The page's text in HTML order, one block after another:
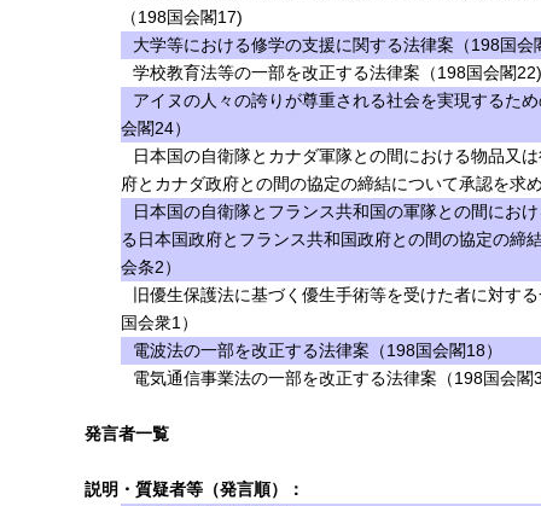
（198国会閣17)
大学等における修学の支援に関する法律案（198国会
学校教育法等の一部を改正する法律案（198国会閣22)
アイヌの人々の誇りが尊重される社会を実現するた
会閣24）
日本国の自衛隊とカナダ軍隊との間における物品又
府とカナダ政府との間の協定の締結について承認を求
日本国の自衛隊とフランス共和国の軍隊との間にお
る日本国政府とフランス共和国政府との間の協定の締
会条2）
旧優生保護法に基づく優生手術等を受けた者に対す
国会衆1）
電波法の一部を改正する法律案（198国会閣18）
電気通信事業法の一部を改正する法律案（198国会閣
発言者一覧
説明・質疑者等（発言順）：